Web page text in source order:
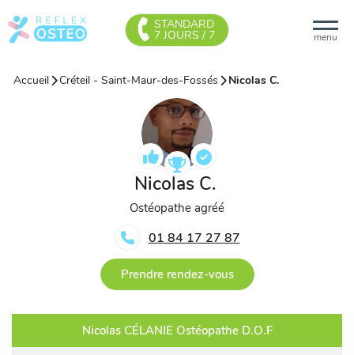
menu
STANDARD
7 JOURS / 7
Accueil Créteil - Saint-Maur-des-Fossés Nicolas C.
Nicolas C.
Ostéopathe agréé
01 84 17 27 87
Prendre rendez-vous
Nicolas CÉLANIE Ostéopathe D.O.F